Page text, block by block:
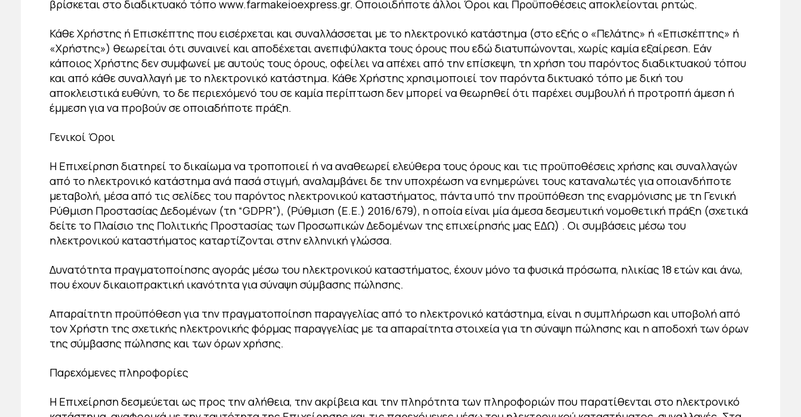
βρίσκεται στο διαδικτυακό τόπο www.farmakeioexpress.gr. Οποιοιδήποτε άλλοι Όροι και Προϋποθέσεις αποκλείονται ρητώς.
Κάθε Χρήστης ή Επισκέπτης που εισέρχεται και συναλλάσσεται με το ηλεκτρονικό κατάστημα (στο εξής ο «Πελάτης» ή «Επισκέπτης» ή
«Χρήστης») θεωρείται ότι συναινεί και αποδέχεται ανεπιφύλακτα τους όρους που εδώ διατυπώνονται, χωρίς καμία εξαίρεση. Εάν
κάποιος Χρήστης δεν συμφωνεί με αυτούς τους όρους, οφείλει να απέχει από την επίσκεψη, τη χρήση του παρόντος διαδικτυακού τόπου
και από κάθε συναλλαγή με το ηλεκτρονικό κατάστημα. Κάθε Xρήστης χρησιμοποιεί τον παρόντα δικτυακό τόπο με δική του
αποκλειστικά ευθύνη, το δε περιεχόμενό του σε καμία περίπτωση δεν μπορεί να θεωρηθεί ότι παρέχει συμβουλή ή προτροπή άμεση ή
έμμεση για να προβούν σε οποιαδήποτε πράξη.
Γενικοί Όροι
Η Επιχείρηση διατηρεί το δικαίωμα να τροποποιεί ή να αναθεωρεί ελεύθερα τους όρους και τις προϋποθέσεις χρήσης και συναλλαγών
από το ηλεκτρονικό κατάστημα ανά πασά στιγμή, αναλαμβάνει δε την υποχρέωση να ενημερώνει τους καταναλωτές για οποιανδήποτε
μεταβολή, μέσα από τις σελίδες του παρόντος ηλεκτρονικού καταστήματος, πάντα υπό την προϋπόθεση της εναρμόνισης με τη Γενική
Ρύθμιση Προστασίας Δεδομένων (τη “GDPR”), (Ρύθμιση (Ε.Ε.) 2016/679), η οποία είναι μία άμεσα δεσμευτική νομοθετική πράξη (σχετικά
δείτε το Πλαίσιο της Πολιτικής Προστασίας των Προσωπικών Δεδομένων της επιχείρησής μας ΕΔΩ) . Οι συμβάσεις μέσω του
ηλεκτρονικού καταστήματος καταρτίζονται στην ελληνική γλώσσα.
Δυνατότητα πραγματοποίησης αγοράς μέσω του ηλεκτρονικού καταστήματος, έχουν μόνο τα φυσικά πρόσωπα, ηλικίας 18 ετών και άνω,
που έχουν δικαιοπρακτική ικανότητα για σύναψη σύμβασης πώλησης.
Απαραίτητη προϋπόθεση για την πραγματοποίηση παραγγελίας από το ηλεκτρονικό κατάστημα, είναι η συμπλήρωση και υποβολή από
τον Χρήστη της σχετικής ηλεκτρονικής φόρμας παραγγελίας με τα απαραίτητα στοιχεία για τη σύναψη πώλησης και η αποδοχή των όρων
της σύμβασης πώλησης και των όρων χρήσης.
Παρεχόμενες πληροφορίες
Η Επιχείρηση δεσμεύεται ως προς την αλήθεια, την ακρίβεια και την πληρότητα των πληροφοριών που παρατίθενται στο ηλεκτρονικό